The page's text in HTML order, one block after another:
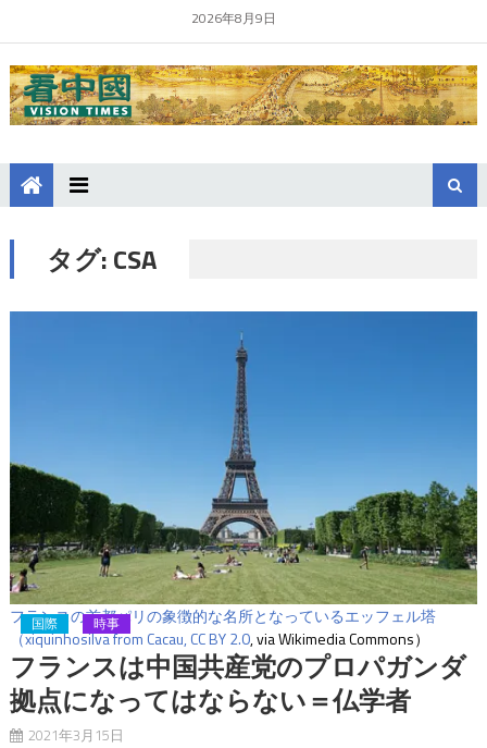
2026年8月9日
タグ:CSA
フランスの首都パリの象徴的な名所となっているエッフェル塔
（xiquinhosilva from Cacau,CC BY 2.0, via Wikimedia Commons）
国際 時事
フランスは中国共産党のプロパガンダ
拠点になってはならない＝仏学者
2021年3月15日